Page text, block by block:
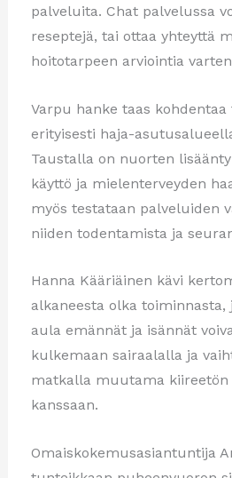
palveluita. Chat palvelussa
reseptejä, tai ottaa yhteyttä
hoitotarpeen arviointia
Varpu hanke taas
erityisesti haja-
Taustalla on nuorten
käyttö ja mielenterveyden
myös testataan palveluiden
niiden todentamista ja
Hanna Kääriäinen kävi
alkaneesta olka toiminnasta,
aula emännät ja isännät
kulkemaan sairaalalla ja
matkalla muutama kiireetön
kanssaan.
Omaiskokemusasiantuntija